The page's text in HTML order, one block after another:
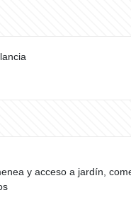
y acceso a jardín,